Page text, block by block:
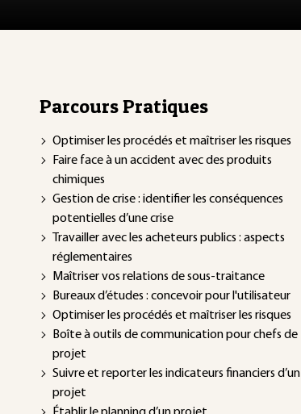
Parcours Pratiques
Optimiser les procédés et maîtriser les risques
Faire face à un accident avec des produits
chimiques
Gestion de crise : identifier les conséquences
potentielles d’une crise
Travailler avec les acheteurs publics : aspects
réglementaires
Maîtriser vos relations de sous-traitance
Bureaux d’études : concevoir pour l'utilisateur
Optimiser les procédés et maîtriser les risques
Boîte à outils de communication pour chefs de
projet
Suivre et reporter les indicateurs financiers d’un
projet